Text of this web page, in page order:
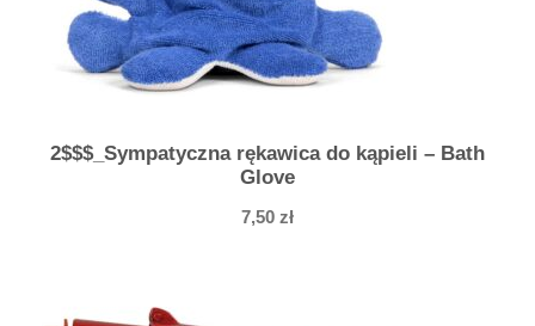
2$$$_Sympatyczna rękawica do kąpieli – Bath
Glove
7,50 zł